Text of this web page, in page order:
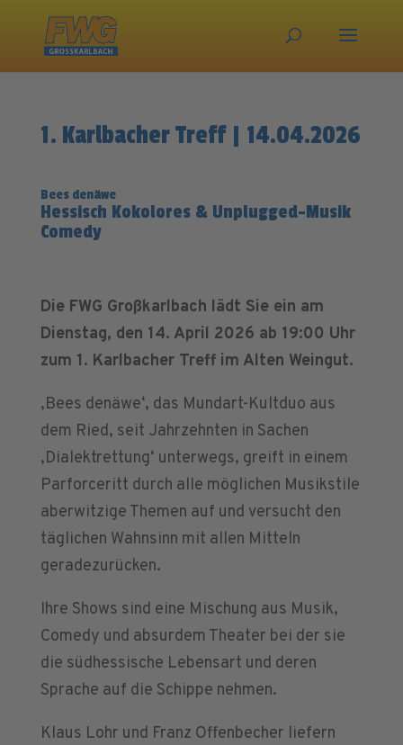
1. Karlbacher Treff | 14.04.2026
Bees denäwe
Hessisch Kokolores & Unplugged-Musik
Comedy
Die FWG Großkarlbach lädt Sie ein am
Dienstag, den 14. April 2026 ab 19:00 Uhr
zum 1. Karlbacher Treff im Alten Weingut.
‚Bees denäwe‘, das Mundart-Kultduo aus
dem Ried, seit Jahrzehnten in Sachen
‚Dialektrettung‘ unterwegs, greift in einem
Parforceritt durch alle möglichen Musikstile
aberwitzige Themen auf und versucht den
täglichen Wahnsinn mit allen Mitteln
geradezurücken.
Ihre Shows sind eine Mischung aus Musik,
Comedy und absurdem Theater bei der sie
die südhessische Lebensart und deren
Sprache auf die Schippe nehmen.
Klaus Lohr und Franz Offenbecher liefern